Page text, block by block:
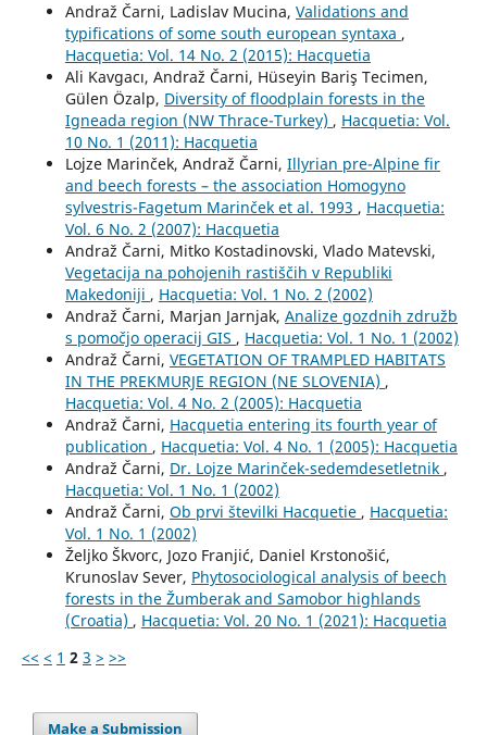
Andraž Čarni, Ladislav Mucina, Validations and
typifications of some south european syntaxa ,
Hacquetia: Vol. 14 No. 2 (2015): Hacquetia
Ali Kavgacı, Andraž Čarni, Hüseyin Bariş Tecimen,
Gülen Özalp, Diversity of floodplain forests in the
Igneada region (NW Thrace-Turkey) , Hacquetia: Vol.
10 No. 1 (2011): Hacquetia
Lojze Marinček, Andraž Čarni, Illyrian pre-Alpine fir
and beech forests – the association Homogyno
sylvestris-Fagetum Marinček et al. 1993 , Hacquetia:
Vol. 6 No. 2 (2007): Hacquetia
Andraž Čarni, Mitko Kostadinovski, Vlado Matevski,
Vegetacija na pohojenih rastiščih v Republiki
Makedoniji , Hacquetia: Vol. 1 No. 2 (2002)
Andraž Čarni, Marjan Jarnjak, Analize gozdnih združb
s pomočjo operacij GIS , Hacquetia: Vol. 1 No. 1 (2002)
Andraž Čarni, VEGETATION OF TRAMPLED HABITATS
IN THE PREKMURJE REGION (NE SLOVENIA) ,
Hacquetia: Vol. 4 No. 2 (2005): Hacquetia
Andraž Čarni, Hacquetia entering its fourth year of
publication , Hacquetia: Vol. 4 No. 1 (2005): Hacquetia
Andraž Čarni, Dr. Lojze Marinček-sedemdesetletnik ,
Hacquetia: Vol. 1 No. 1 (2002)
Andraž Čarni, Ob prvi številki Hacquetie , Hacquetia:
Vol. 1 No. 1 (2002)
Željko Škvorc, Jozo Franjić, Daniel Krstonošić,
Krunoslav Sever, Phytosociological analysis of beech
forests in the Žumberak and Samobor highlands
(Croatia) , Hacquetia: Vol. 20 No. 1 (2021): Hacquetia
<< < 1 2 3 > >>
Make a Submission